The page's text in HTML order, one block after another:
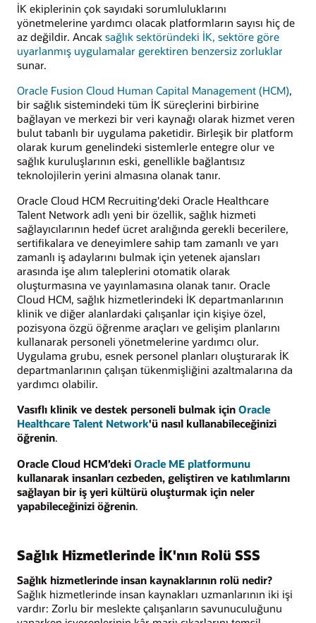
İK ekiplerinin çok sayıdaki sorumluluklarını
yönetmelerine yardımcı olacak platformların sayısı hiç de
az değildir. Ancak sağlık sektöründeki İK, sektöre göre
uyarlanmış uygulamalar gerektiren benzersiz zorluklar
sunar.
Oracle Fusion Cloud Human Capital Management (HCM),
bir sağlık sistemindeki tüm İK süreçlerini birbirine
bağlayan ve merkezi bir veri kaynağı olarak hizmet veren
bulut tabanlı bir uygulama paketidir. Birleşik bir platform
olarak kurum genelindeki sistemlerle entegre olur ve
sağlık kuruluşlarının eski, genellikle bağlantısız
teknolojilerin yerini almasına olanak tanır.
Oracle Cloud HCM Recruiting'deki Oracle Healthcare
Talent Network adlı yeni bir özellik, sağlık hizmeti
sağlayıcılarının hedef ücret aralığında gerekli becerilere,
sertifikalara ve deneyimlere sahip tam zamanlı ve yarı
zamanlı iş adaylarını bulmak için yetenek ajansları
arasında işe alım taleplerini otomatik olarak
oluşturmasına ve yayınlamasına olanak tanır. Oracle
Cloud HCM, sağlık hizmetlerindeki İK departmanlarının
klinik ve diğer alanlardaki çalışanlar için kişiye özel,
pozisyona özgü öğrenme araçları ve gelişim planlarını
kullanarak personeli yönetmelerine yardımcı olur.
Uygulama grubu, esnek personel planları oluşturarak İK
departmanlarının çalışan tükenmişliğini azaltmalarına da
yardımcı olabilir.
Vasıflı klinik ve destek personeli bulmak için Oracle
Healthcare Talent Network'ü nasıl kullanabileceğinizi
öğrenin.
Oracle Cloud HCM’deki Oracle ME platformunu
kullanarak insanları cezbeden, geliştiren ve katılımlarını
sağlayan bir iş yeri kültürü oluşturmak için neler
yapabileceğinizi öğrenin.
Sağlık Hizmetlerinde İK'nın Rolü SSS
Sağlık hizmetlerinde insan kaynaklarının rolü nedir?
Sağlık hizmetlerinde insan kaynakları uzmanlarının iki işi
vardır: Zorlu bir meslekte çalışanların savunuculuğunu